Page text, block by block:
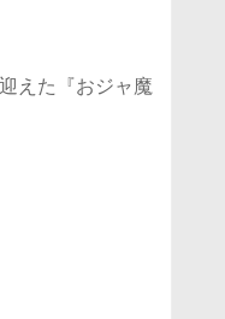
えた『おジャ魔